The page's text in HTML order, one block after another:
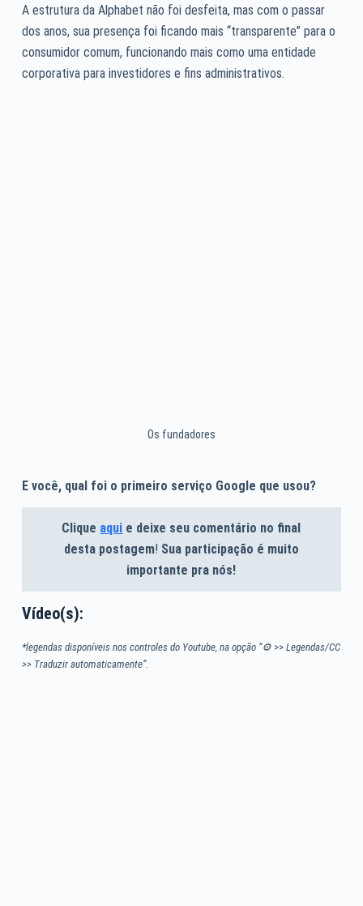
A estrutura da Alphabet não foi desfeita, mas com o passar
dos anos, sua presença foi ficando mais “transparente” para o
consumidor comum, funcionando mais como uma entidade
corporativa para investidores e fins administrativos.
Os fundadores
E você, qual foi o primeiro serviço Google que usou?
Clique aqui e deixe seu comentário no final
desta postagem! Sua participação é muito
importante pra nós!
Vídeo(s):
*legendas disponíveis nos controles do Youtube, na opção “⚙>> Legendas/CC
>> Traduzir automaticamente”.